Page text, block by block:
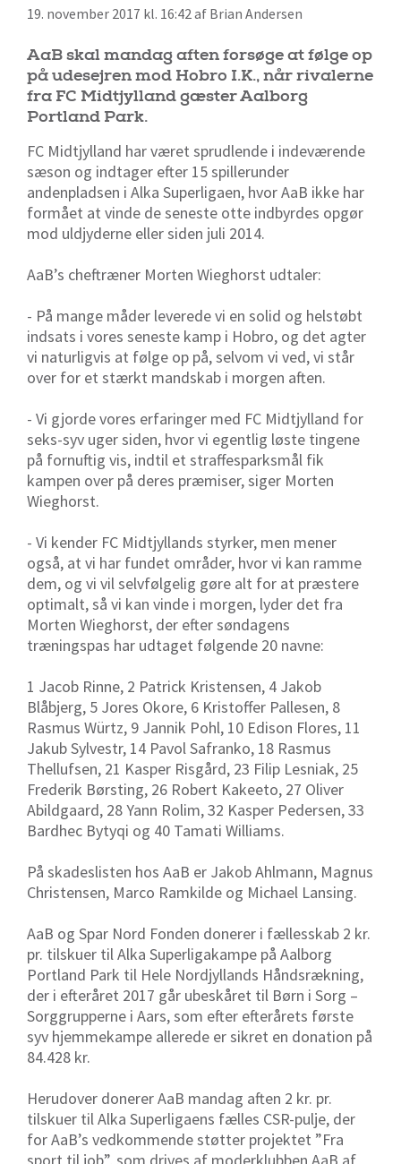
19. november 2017 kl. 16:42 af Brian Andersen
AaB skal mandag aften forsøge at følge op
på udesejren mod Hobro I.K., når rivalerne
fra FC Midtjylland gæster Aalborg
Portland Park.
FC Midtjylland har været sprudlende i indeværende
sæson og indtager efter 15 spillerunder
andenpladsen i Alka Superligaen, hvor AaB ikke har
formået at vinde de seneste otte indbyrdes opgør
mod uldjyderne eller siden juli 2014.
AaB’s cheftræner Morten Wieghorst udtaler:
- På mange måder leverede vi en solid og helstøbt
indsats i vores seneste kamp i Hobro, og det agter
vi naturligvis at følge op på, selvom vi ved, vi står
over for et stærkt mandskab i morgen aften.
- Vi gjorde vores erfaringer med FC Midtjylland for
seks-syv uger siden, hvor vi egentlig løste tingene
på fornuftig vis, indtil et straffesparksmål fik
kampen over på deres præmiser, siger Morten
Wieghorst.
- Vi kender FC Midtjyllands styrker, men mener
også, at vi har fundet områder, hvor vi kan ramme
dem, og vi vil selvfølgelig gøre alt for at præstere
optimalt, så vi kan vinde i morgen, lyder det fra
Morten Wieghorst, der efter søndagens
træningspas har udtaget følgende 20 navne:
1 Jacob Rinne, 2 Patrick Kristensen, 4 Jakob
Blåbjerg, 5 Jores Okore, 6 Kristoffer Pallesen, 8
Rasmus Würtz, 9 Jannik Pohl, 10 Edison Flores, 11
Jakub Sylvestr, 14 Pavol Safranko, 18 Rasmus
Thellufsen, 21 Kasper Risgård, 23 Filip Lesniak, 25
Frederik Børsting, 26 Robert Kakeeto, 27 Oliver
Abildgaard, 28 Yann Rolim, 32 Kasper Pedersen, 33
Bardhec Bytyqi og 40 Tamati Williams.
På skadeslisten hos AaB er Jakob Ahlmann, Magnus
Christensen, Marco Ramkilde og Michael Lansing.
AaB og Spar Nord Fonden donerer i fællesskab 2 kr.
pr. tilskuer til Alka Superligakampe på Aalborg
Portland Park til Hele Nordjyllands Håndsrækning,
der i efteråret 2017 går ubeskåret til Børn i Sorg –
Sorggrupperne i Aars, som efter efterårets første
syv hjemmekampe allerede er sikret en donation på
84.428 kr.
Herudover donerer AaB mandag aften 2 kr. pr.
tilskuer til Alka Superligaens fælles CSR-pulje, der
for AaB’s vedkommende støtter projektet ”Fra
sport til job”, som drives af moderklubben AaB af